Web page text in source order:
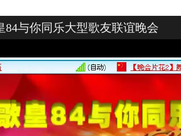
84与你同乐大型歌友联谊晚会